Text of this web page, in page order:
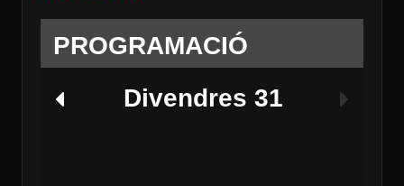
PROGRAMACIÓ
Divendres 31